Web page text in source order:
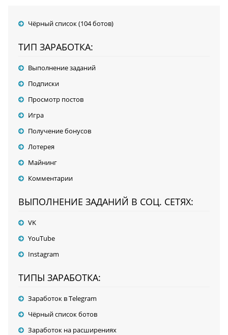
Чёрный список (104 ботов)
ТИП ЗАРАБОТКА:
Выполнение заданий
Подписки
Просмотр постов
Игра
Получение бонусов
Лотерея
Майнинг
Комментарии
ВЫПОЛНЕНИЕ ЗАДАНИЙ В СОЦ. СЕТЯХ:
VK
YouTube
Instagram
ТИПЫ ЗАРАБОТКА:
Заработок в Telegram
Чёрный список ботов
Заработок на расширениях